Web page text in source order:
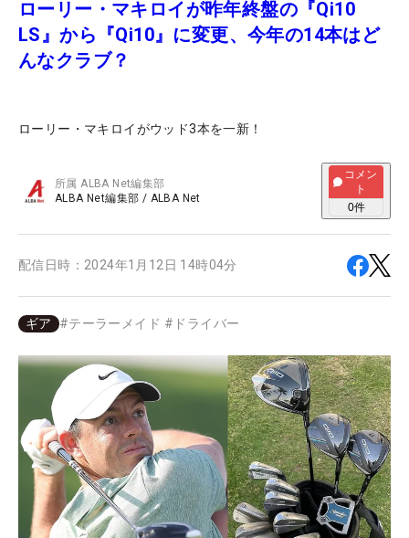
ローリー・マキロイが昨年終盤の『Qi10
LS』から『Qi10』に変更、今年の14本はど
んなクラブ？
ローリー・マキロイがウッド3本を一新！
所属ALBA Net編集部
ALBA Net編集部 / ALBA Net
コメン
ト
0件
配信日時： 2024年1月12日 14時04分
ギア #テーラーメイド # ドライバー